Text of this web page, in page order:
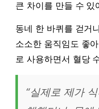
큰 차이를 만들 수 있
동네 한 바퀴를 걷거
소소한 움직임도 좋
로 사용하면서 혈당
“실제로 제가